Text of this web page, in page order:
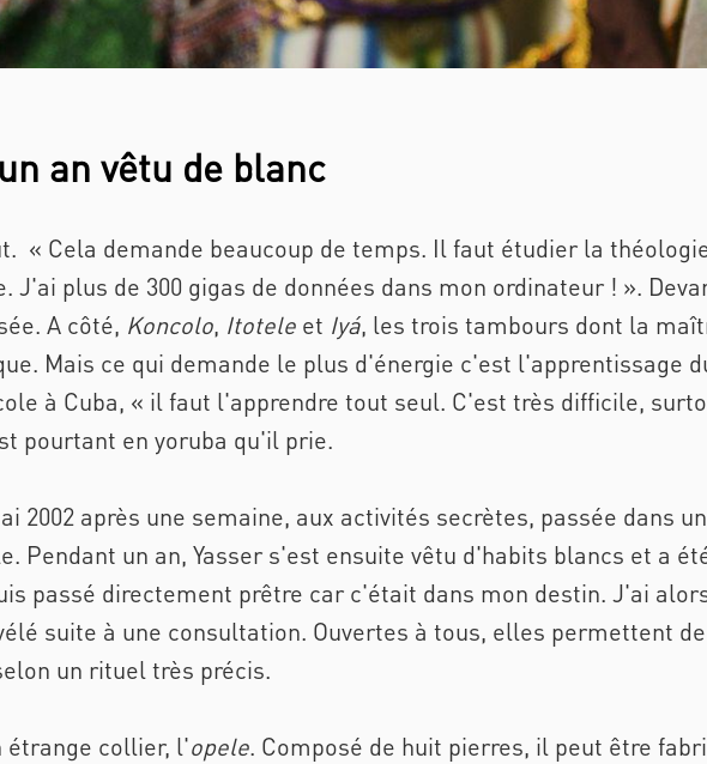
an vêtu de blanc
« Cela demande beaucoup de temps. Il faut étudier la
J'ai plus de 300 gigas de données dans mon ordinateur ! ».
A côté, Koncolo, Itotele et Iyá, les trois tambours dont la
Mais ce qui demande le plus d'énergie c'est l'apprentissage
à Cuba, « il faut l'apprendre tout seul. C'est très difficile,
pourtant en yoruba qu'il prie.
2002 après une semaine, aux activités secrètes, passée dans
Pendant un an, Yasser s'est ensuite vêtu d'habits blancs et a
passé directement prêtre car c'était dans mon destin. J'ai
suite à une consultation. Ouvertes à tous, elles permettent
un rituel très précis.
étrange collier, l'opele. Composé de huit pierres, il peut être